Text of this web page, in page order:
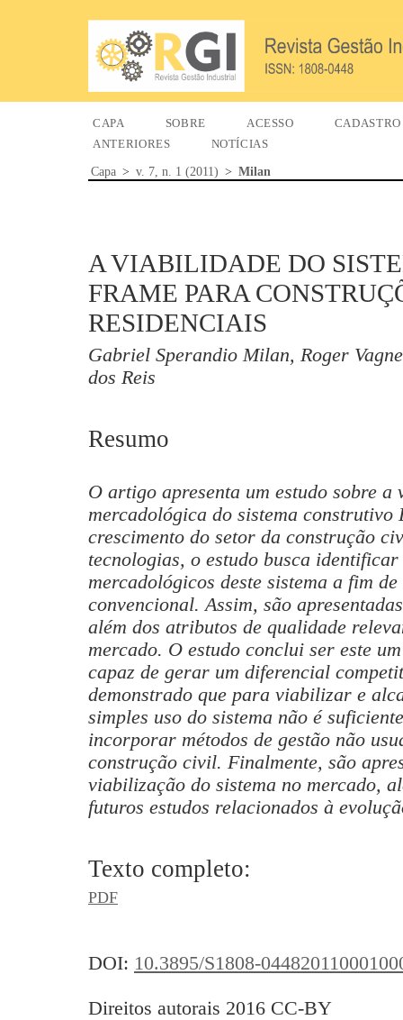
CAPA SOBRE ACESSO
CADASTRO
ANTERIORES
NOTÍCIAS
Capa > v. 7, n. 1 (2011) > Milan
A VIABILIDADE DO
FRAME PARA
RESIDENCIAIS
Gabriel Sperandio Milan, Roger
dos Reis
Resumo
O artigo apresenta um estudo sobre
mercadológica do sistema
crescimento do setor da construção
tecnologias, o estudo busca identificar
mercadológicos deste sistema a fim
convencional. Assim, são
além dos atributos de qualidade
mercado. O estudo conclui ser este
capaz de gerar um diferencial
demonstrado que para viabilizar e
simples uso do sistema não é
incorporar métodos de gestão não
construção civil. Finalmente, são
viabilização do sistema no mercado,
futuros estudos relacionados à
Texto completo:
PDF
DOI: 10.3895/S1808-
Direitos autorais 2016 CC-BY